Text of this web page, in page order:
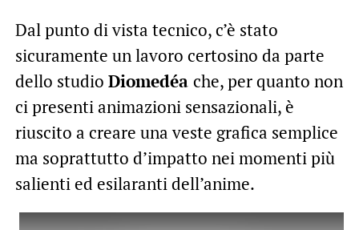
Dal punto di vista tecnico, c’è stato
sicuramente un lavoro certosino da parte
dello studio Diomedéa che, per quanto non
ci presenti animazioni sensazionali, è
riuscito a creare una veste grafica semplice
ma soprattutto d’impatto nei momenti più
salienti ed esilaranti dell’anime.